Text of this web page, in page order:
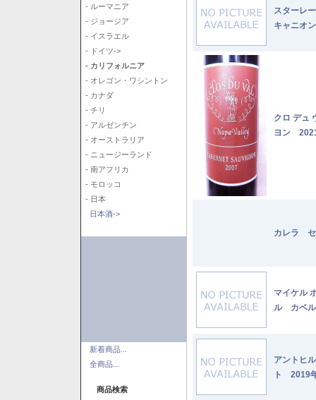
- ルーマニア
- ジョージア
- イスラエル
- ドイツ->
- カリフォルニア
- オレゴン・ワシントン
- カナダ
- チリ
- アルゼンチン
- オーストラリア
- ニュージーランド
- 南アフリカ
- モロッコ
- 日本
日本酒->
新着商品...
全商品...
商品検索
スターレ
キャニオ
クロ デュ
ヨン
カレラ
マイケル
ル カベ
アントヒ
ト 2019